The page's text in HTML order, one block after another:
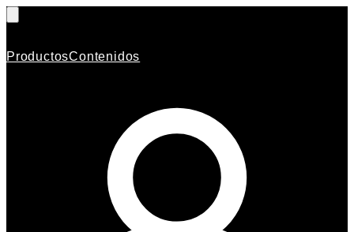
ProductosContenidos